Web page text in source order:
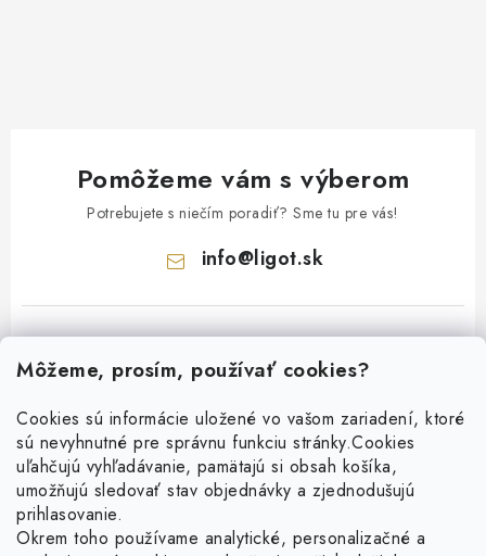
Môžeme, prosím, používať cookies?
Cookies sú informácie uložené vo vašom zariadení, ktoré
sú nevyhnutné pre správnu funkciu stránky.Cookies
uľahčujú vyhľadávanie, pamätajú si obsah košíka,
umožňujú sledovať stav objednávky a zjednodušujú
prihlasovanie.
Okrem toho používame analytické, personalizačné a
Pomôžeme vám s výberom
Potrebujete s niečím poradiť? Sme tu pre vás!
info@ligot.sk